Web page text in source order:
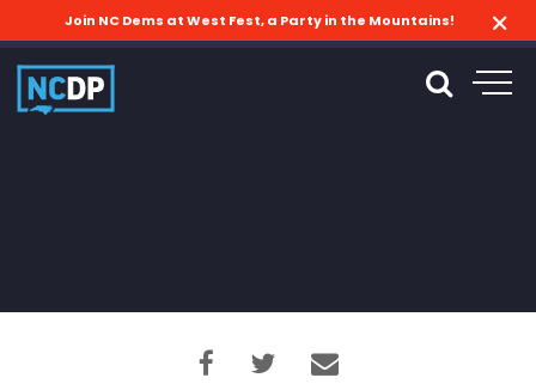
Join NC Dems at West Fest, a Party in the Mountains!